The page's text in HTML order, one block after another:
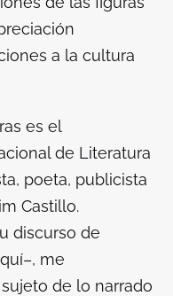
a la cultura
es el
de Literatura
poeta, publicista
Castillo.
discurso de
me
de lo narrado